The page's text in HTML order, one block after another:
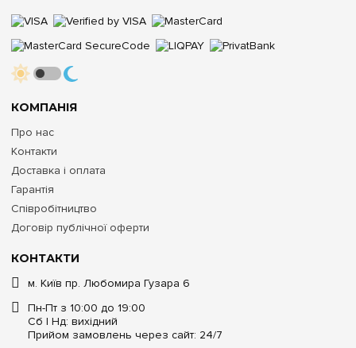
КОНТАКТИ
м. Київ пр. Любомира Гузара 6
Пн-Пт з 10:00 до 19:00
Сб | Нд: вихідний
Прийом замовлень через сайт: 24/7
КОМПАНІЯ
Про нас
Контакти
Доставка і оплата
Гарантія
Співробітництво
Договір публічної оферти